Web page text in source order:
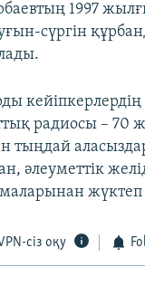
1997
сүргін
радиосы – 70
тыңдай
әлеуметтік
жүктеп
сіз оқу